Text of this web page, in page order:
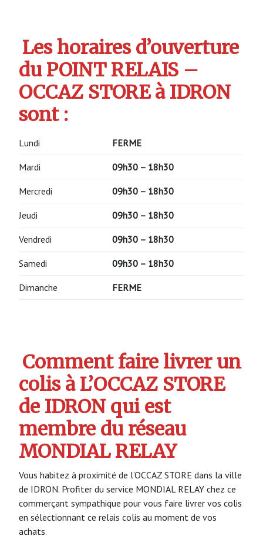
Les horaires d’ouverture
du POINT RELAIS –
OCCAZ STORE à IDRON
sont :
Lundi FERME
Mardi 09h30 – 18h30
Mercredi 09h30 – 18h30
Jeudi 09h30 – 18h30
Vendredi 09h30 – 18h30
Samedi 09h30 – 18h30
Dimanche FERME
Comment faire livrer un
colis à L’OCCAZ STORE
de IDRON qui est
membre du réseau
MONDIAL RELAY
Vous habitez à proximité de l’OCCAZ STORE dans la ville
de IDRON. Profiter du service MONDIAL RELAY chez ce
commerçant sympathique pour vous faire livrer vos colis
en sélectionnant ce relais colis au moment de vos
achats.